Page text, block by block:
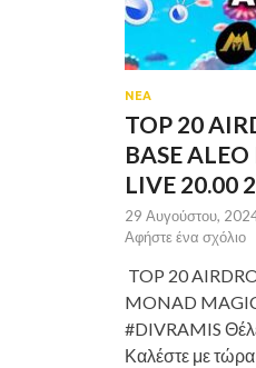
ΝΕΑ
TOP 20
BASE
LIVE 20.00
29 Αυγούστου,
Αφήστε ένα σχόλιο
TOP 20
MONAD
#DIVRAMIS
Καλέστε με